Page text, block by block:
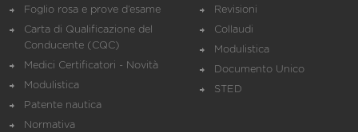
Foglio rosa e prove d’esame
Carta di Qualificazione del
Conducente (CQC)
Medici Certificatori - Novità
Modulistica
Patente nautica
Normativa
Revisioni
Collaudi
Modulistica
Documento Unico
STED